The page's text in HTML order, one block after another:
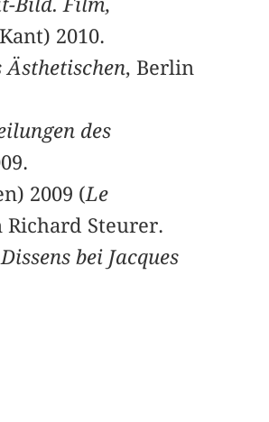
2010.
Ästhetischen, Berlin
des
2009 (Le
Richard Steurer.
bei Jacques